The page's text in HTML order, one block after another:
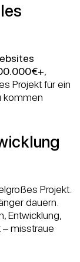
,
Projekt für ein
kommen
Projekt.
dauern.
Entwicklung,
– misstraue